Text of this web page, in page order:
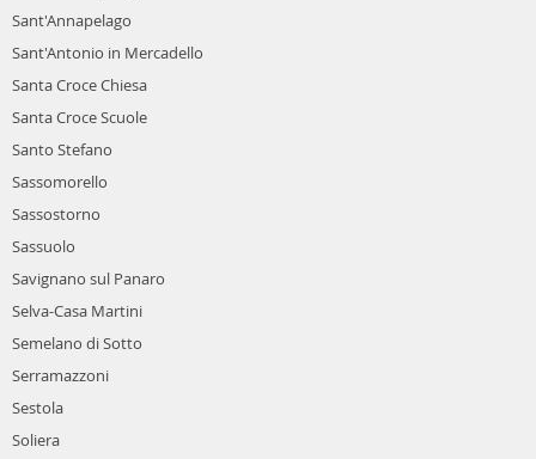
Sant'Annapelago
Sant'Antonio in Mercadello
Santa Croce Chiesa
Santa Croce Scuole
Santo Stefano
Sassomorello
Sassostorno
Sassuolo
Savignano sul Panaro
Selva-Casa Martini
Semelano di Sotto
Serramazzoni
Sestola
Soliera